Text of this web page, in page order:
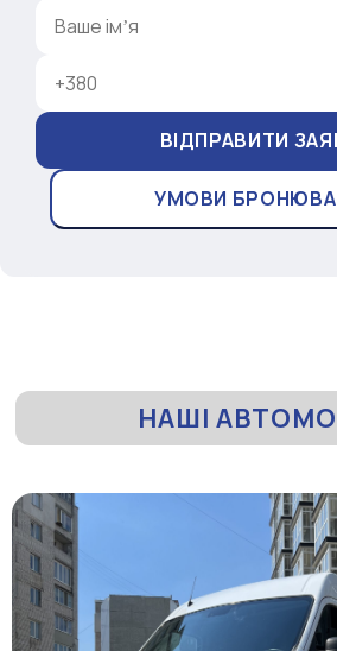
УМОВИ
НАШІ